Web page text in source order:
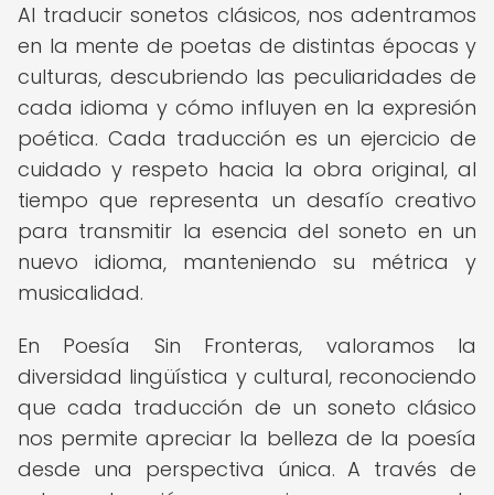
Al traducir sonetos clásicos, nos adentramos
en la mente de poetas de distintas épocas y
culturas, descubriendo las peculiaridades de
cada idioma y cómo influyen en la expresión
poética. Cada traducción es un ejercicio de
cuidado y respeto hacia la obra original, al
tiempo que representa un desafío creativo
para transmitir la esencia del soneto en un
nuevo idioma, manteniendo su métrica y
musicalidad.
En Poesía Sin Fronteras, valoramos la
diversidad lingüística y cultural, reconociendo
que cada traducción de un soneto clásico
nos permite apreciar la belleza de la poesía
desde una perspectiva única. A través de